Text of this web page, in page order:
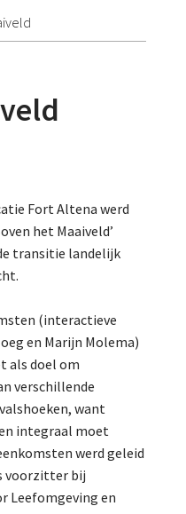
Fort Altena werd
het Maaiveld’
transitie landelijk
(interactieve
en Marijn Molema)
als doel om
verschillende
want
integraal moet
werd geleid
voorzitter bij
Leefomgeving en
Nieuwsbrief
Lidmaatschap
Provincies
Dossiers
De Landeigenaar